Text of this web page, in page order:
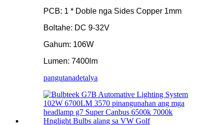
PCB: 1 * Doble nga Sides Copper 1mm
Boltahe: DC 9-32V
Gahum: 106W
Lumen: 7400lm
pangutanadetalya